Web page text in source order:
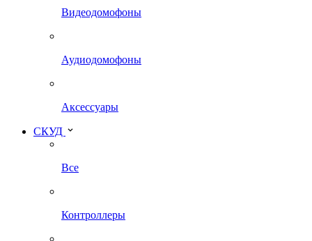
Видеодомофоны
Аудиодомофоны
Аксессуары
СКУД
Все
Контроллеры